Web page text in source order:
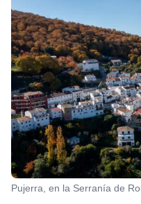
Pujerra, en la Serranía de